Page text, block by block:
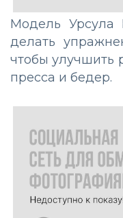
Модель Урсула
делать
чтобы улучшить
пресса и бедер.